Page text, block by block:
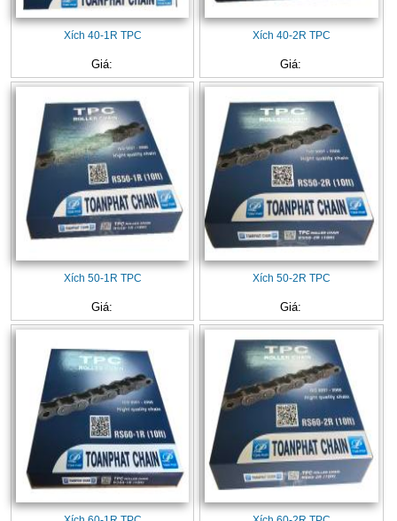
Xích 40-1R TPC
Giá:
Xích 40-2R TPC
Giá:
Xích 50-1R TPC
Giá:
Xích 50-2R TPC
Giá: